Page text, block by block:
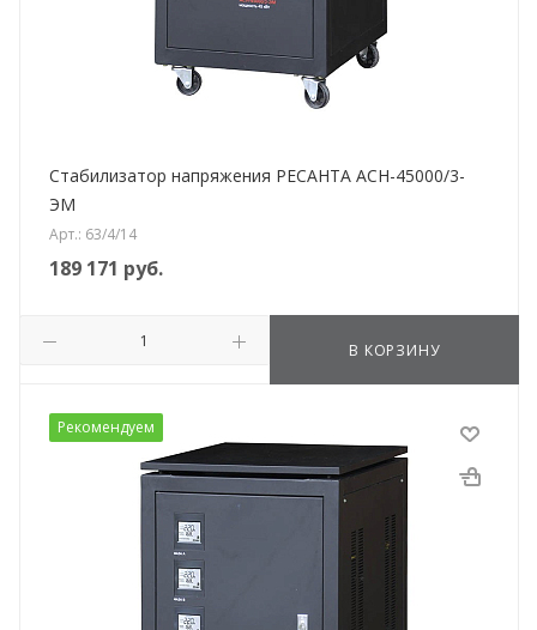
Стабилизатор напряжения РЕСАНТА АСН-45000/3-
ЭМ
Арт.: 63/4/14
189 171 руб.
В КОРЗИНУ
Рекомендуем